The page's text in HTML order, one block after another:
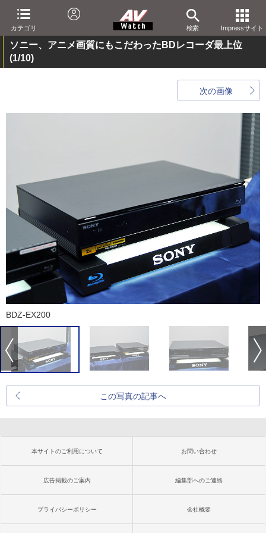
カテゴリ 検索 Impressサイト
ソニー、アニメ画質にもこだわったBDレコーダ最上位
(1/10)
次の画像
BDZ-EX200
この写真の記事へ
本サイトのご利用について お問い合わせ
広告掲載のご案内 編集部へのご連絡
プライバシーポリシー 会社概要